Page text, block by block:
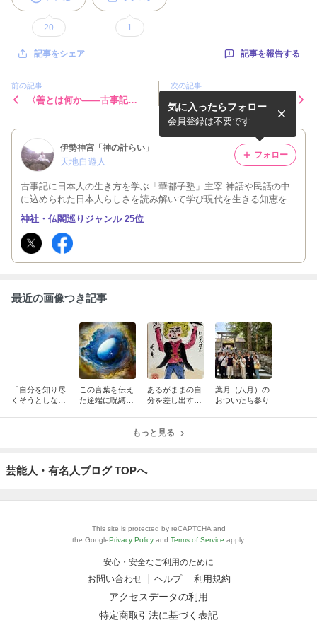
20 1
記事をシェア 記事を報告する
前の記事
〈善とは何か――古事記
次の記事
水を飲みたくない馬に水は飲
ませられないように、魂の渇
きを覚えていない人には
伊勢神宮「神の計らい」
天地自遊人
古事記に日本人の生き方を学ぶ「華都子塾」主宰 神話や民話の中
に込められた日本人らしさを読み解いて学び現代を生きる知恵を広
めています。 三重県明和町の斎宮の近くの古民家で協生農法（自
然農法）をしながら日々の暮らしを綴っています。
気に入ったらフォロー
会員登録は不要です
フォロー
神社・仏閣巡りジャンル 25位
最近の画像つき記事
「自分を知り尽
くそうとしなく
この言葉を伝え
た途端に呪縛か
あるがままの自
分を差し出すと
葉月（八月）の
おついたち参り
もっと見る
芸能人・有名人ブログ TOPへ
This site is protected by reCAPTCHA and
the GooglePrivacy Policy and Terms of Service apply.
安心・安全なご利用のために
お問い合わせ ヘルプ 利用規約
アクセスデータの利用
特定商取引法に基づく表記